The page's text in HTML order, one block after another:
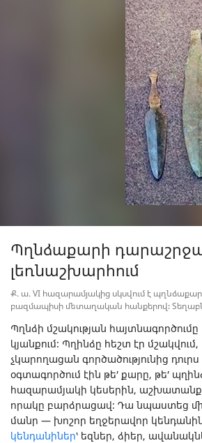
Պղնձաքարի
լեռնաշխարհում
Ք. ա. VI հազարամյակից սկսվում է
բազմապիսի մետաղական հանքերով։
Պղնձի մշակության
կյանքում։ Պղինձը հեշտ էր
չկարողացան գործածությունից
օգտագործում էին թե՛ քարը, թե՛
հազարամյակի կեսերին,
որակը բարձրացավ։ Դա նպաստեց
մանր — խոշոր եղջերավոր
կենդանիներ՝ եզներ, ձիեր,